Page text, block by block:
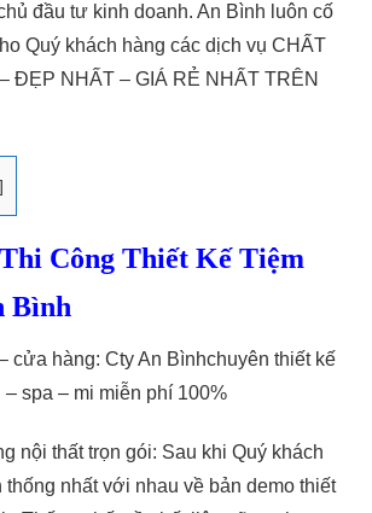
đầu tư kinh doanh. An Bình luôn cố
Quý khách hàng các dịch vụ CHẤT
ĐẸP NHẤT – GIÁ RẺ NHẤT TRÊN
]
Công Thiết Kế Tiệm
Bình
cửa hàng: Cty An Bìnhchuyên thiết kế
– spa – mi miễn phí 100%
nội thất trọn gói: Sau khi Quý khách
thống nhất với nhau về bản demo thiết